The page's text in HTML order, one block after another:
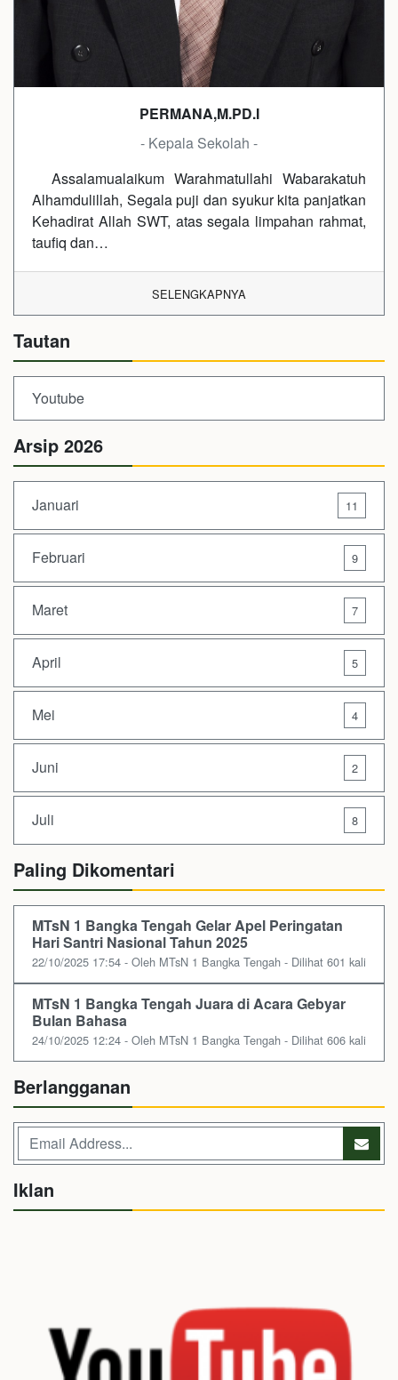
PERMANA,M.PD.I
- Kepala Sekolah -
Assalamualaikum Warahmatullahi Wabarakatuh
Alhamdulillah, Segala puji dan syukur kita panjatkan
Kehadirat Allah SWT, atas segala limpahan rahmat,
taufiq dan…
SELENGKAPNYA
Tautan
Youtube
Arsip 2026
Januari 11
Februari 9
Maret 7
April 5
Mei 4
Juni 2
Juli 8
Paling Dikomentari
MTsN 1 Bangka Tengah Gelar Apel Peringatan
Hari Santri Nasional Tahun 2025
22/10/2025 17:54 - Oleh MTsN 1 Bangka Tengah - Dilihat 601 kali
MTsN 1 Bangka Tengah Juara di Acara Gebyar
Bulan Bahasa
24/10/2025 12:24 - Oleh MTsN 1 Bangka Tengah - Dilihat 606 kali
Berlangganan
Iklan